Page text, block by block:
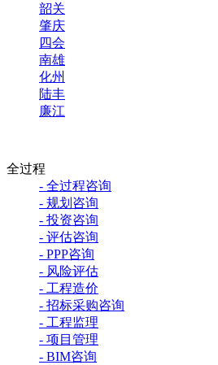
韶关
肇庆
四会
南雄
化州
陆丰
廉江
全过程
- 全过程咨询
- 规划咨询
- 投资咨询
- 评估咨询
- PPP咨询
- 风险评估
- 工程造价
- 招标采购咨询
- 工程监理
- 项目管理
- BIM咨询